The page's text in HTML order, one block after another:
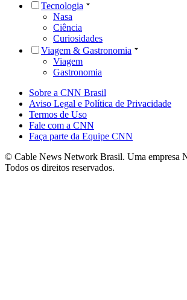
Tecnologia
Nasa
Ciência
Curiosidades
Viagem & Gastronomia
Viagem
Gastronomia
Sobre a CNN Brasil
Aviso Legal e Política de Privacidade
Termos de Uso
Fale com a CNN
Faça parte da Equipe CNN
© Cable News Network Brasil. Uma
Todos os direitos reservados.